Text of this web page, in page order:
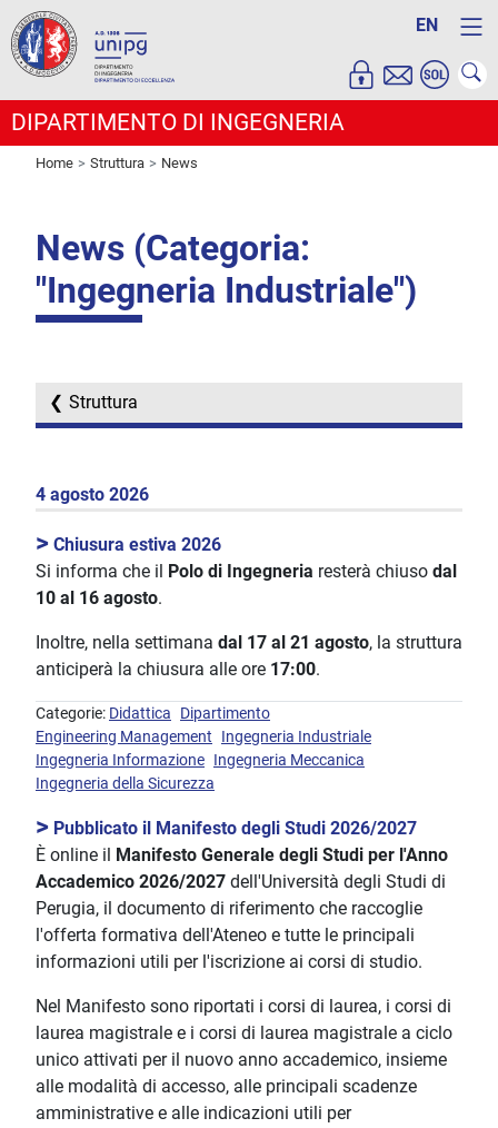
EN
DIPARTIMENTO DI INGEGNERIA
Home Struttura News
News (Categoria:
"Ingegneria Industriale")
Struttura
4 agosto 2026
> Chiusura estiva 2026
Si informa che il
Polo di Ingegneria resterà chiuso dal
10 al 16 agosto.
Inoltre, nella settimana dal 17 al 21 agosto, la struttura
anticiperà la chiusura alle ore 17:00.
Categorie: Didattica Dipartimento
Engineering Management Ingegneria Industriale
Ingegneria Informazione Ingegneria Meccanica
Ingegneria della Sicurezza
> Pubblicato il Manifesto degli Studi 2026/2027
È online il
Manifesto Generale degli Studi per l'Anno
Accademico 2026/2027 dell'Università degli Studi di
Perugia, il documento di riferimento che raccoglie
l'offerta formativa dell'Ateneo e tutte le principali
informazioni utili per l'iscrizione ai corsi di studio.
Nel Manifesto sono riportati i corsi di laurea, i corsi di
laurea magistrale e i corsi di laurea magistrale a ciclo
unico attivati per il nuovo anno accademico, insieme
alle modalità di accesso, alle principali scadenze
amministrative e alle indicazioni utili per